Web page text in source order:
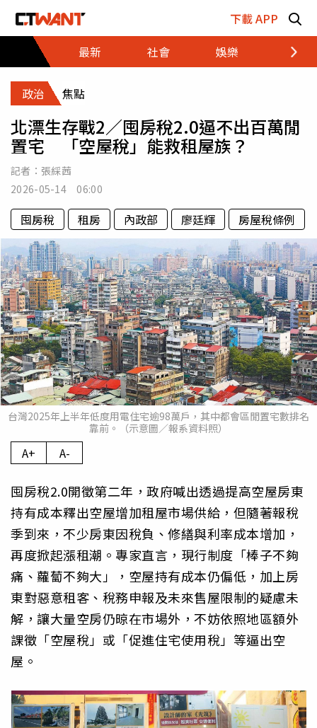
下載 APP
最新
社會 娛樂 財經
政治 焦點
北漂生存戰2／囤房稅2.0逼不出百萬閒
置宅 「空屋稅」能救租屋族？
記者： 張綵茜
2026-05-14 06:00
囤房稅 租房 內政部 廖廷輝 房屋稅條例
台灣2025年上半年低度用電住宅逾98萬戶，其中都會區閒置宅數排名
靠前。（示意圖／報系資料照）
A+ A-
囤房稅2.0開徵第二年，政府喊出透過提高空屋房東
持有成本釋出空屋增加租屋市場供給，但隨著報稅
季到來，不少房東因稅負、修繕與利率成本增加，
再度掀起漲租潮。專家直言，現行制度「棒子不夠
痛、蘿蔔不夠大」，空屋持有成本仍偏低，加上房
東對惡意租客、稅務申報及未來售屋限制的疑慮未
解，讓大量空房仍晾在市場外，不妨依照地區額外
課徵「空屋稅」或「促進住宅使用稅」等逼出空
屋。